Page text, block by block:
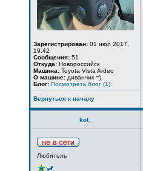
Зарегистрирован: 01 июл 2017,
19:42
Сообщения: 51
Откуда: Новороссийск
Машина: Toyota Vista Ardeo
О машине: диванчик =)
Блог: Посмотреть блог (1)
Вернуться к началу
kot_
Любитель